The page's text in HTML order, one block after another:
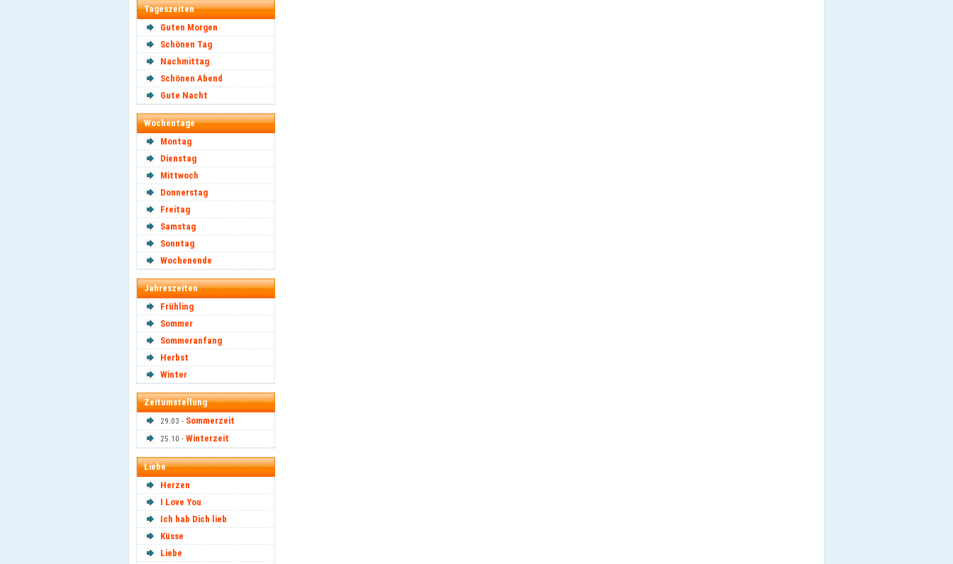
Tageszeiten
Guten Morgen
Schönen Tag
Nachmittag
Schönen Abend
Gute Nacht
Wochentage
Montag
Dienstag
Mittwoch
Donnerstag
Freitag
Samstag
Sonntag
Wochenende
Jahreszeiten
Frühling
Sommer
Sommeranfang
Herbst
Winter
Zeitumstellung
29.03 - Sommerzeit
25.10 - Winterzeit
Liebe
Herzen
I Love You
Ich hab Dich lieb
Küsse
Liebe